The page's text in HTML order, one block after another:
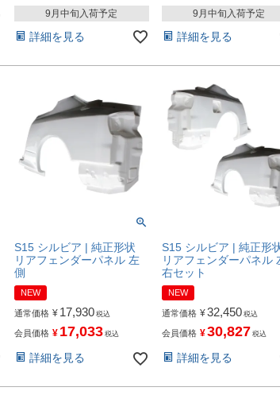
9月中旬入荷予定
詳細を見る
9月中旬入荷予定
詳細を見る
S15 シルビア | 純正形状
リアフェンダーパネル 左
側
NEW
通常価格 ¥ 17,930 税込
会員価格 ¥ 17,033 税込
詳細を見る
S15 シルビア | 純正形
リアフェンダーパネル
右セット
NEW
通常価格 ¥32,450 税込
会員価格 ¥30,827 税込
詳細を見る